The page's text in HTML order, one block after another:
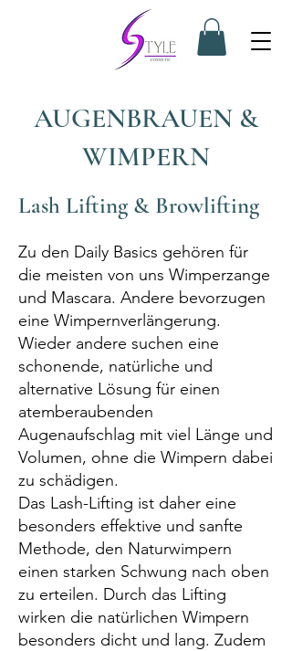
AUGENBRAUEN &
WIMPERN
Lash Lifting & Browlifting
Zu den Daily Basics gehören für
die meisten von uns Wimperzange
und Mascara. Andere bevorzugen
eine Wimpernverlängerung.
Wieder andere suchen eine
schonende, natürliche und
alternative Lösung für einen
atemberaubenden
Augenaufschlag mit viel Länge und
Volumen, ohne die Wimpern dabei
zu schädigen.
Das Lash-Lifting ist daher eine
besonders effektive und sanfte
Methode, den Naturwimpern
einen starken Schwung nach oben
zu erteilen. Durch das Lifting
wirken die natürlichen Wimpern
besonders dicht und lang. Zudem